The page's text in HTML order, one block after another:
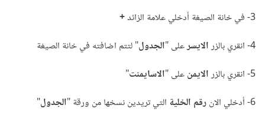
3- في خانة الصيغة أدخلي علامة الزائد
+
4- انقري بالزر
الايسرعلى "الجدول" لتتم اضافته في خانة الصيغة
5- انقري بالزر
الايمنعلى "الاسايمنت"
6- أدخلي الان
رقم الخليةالتي تريدين نسخها من ورقة "الجدول"